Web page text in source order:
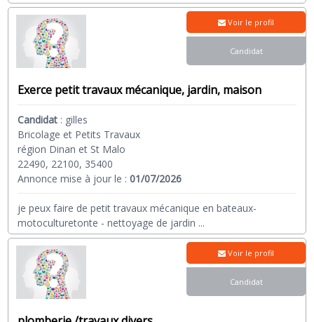
Exerce petit travaux mécanique, jardin, maison
Candidat : gilles
Bricolage et Petits Travaux
région Dinan et St Malo
22490, 22100, 35400
Annonce mise à jour le :01/07/2026
je peux faire de petit travaux mécanique en bateaux-
motoculturetonte - nettoyage de jardin ...
Voir le profil
Candidat
Voir le profil
Candidat